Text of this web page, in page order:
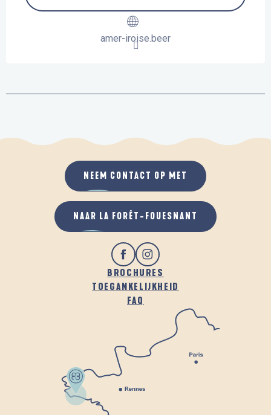
amer-iroise.beer
BROCHURES
TOEGANKELIJKHEID
FAQ
NEEM CONTACT OP MET
NAAR LA FORÊT-FOUESNANT